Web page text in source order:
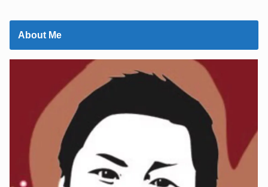
About Me